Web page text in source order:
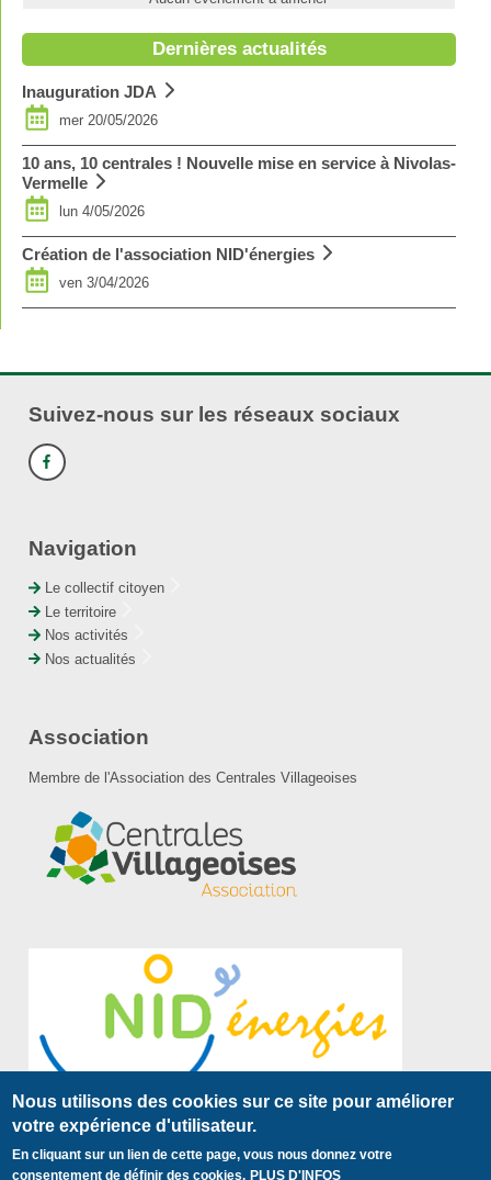
Dernières actualités
Inauguration JDA
mer 20/05/2026
10 ans, 10 centrales ! Nouvelle mise en service à Nivolas-
Vermelle
lun 4/05/2026
Création de l'association NID'énergies
ven 3/04/2026
Suivez-nous sur les réseaux sociaux
Navigation
Le collectif citoyen
Le territoire
Nos activités
Nos actualités
Association
Membre de l'Association des Centrales Villageoises
Plan du site Mentions légales Contact
Nous utilisons des cookies sur ce site pour améliorer
votre expérience d'utilisateur.
En cliquant sur un lien de cette page, vous nous donnez votre
consentement de définir des cookies. PLUS D'INFOS